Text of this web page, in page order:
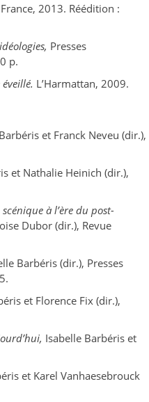
2013. Réédition :
, Presses
p.
L’Harmattan, 2009.
et Franck Neveu (dir.),
et Nathalie Heinich (dir.),
à l’ère du post-
Dubor (dir.), Revue
Barbéris (dir.), Presses
et Florence Fix (dir.),
, Isabelle Barbéris et
et Karel Vanhaesebrouck